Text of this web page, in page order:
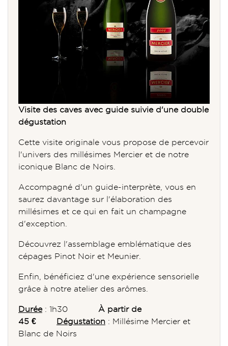
Visite des caves avec guide suivie d'une double
dégustation
Cette visite originale vous propose de percevoir
l'univers des millésimes Mercier et de notre
iconique Blanc de Noirs.
Accompagné d'un guide-interprète, vous en
saurez davantage sur l'élaboration des
millésimes et ce qui en fait un champagne
d'exception.
Découvrez l'assemblage emblématique des
cépages Pinot Noir et Meunier.
Enfin, bénéficiez d'une expérience sensorielle
grâce à notre atelier des arômes.
Durée: 1h30 À partir de
45 €
Dégustation : Millésime Mercier et
Blanc de Noirs